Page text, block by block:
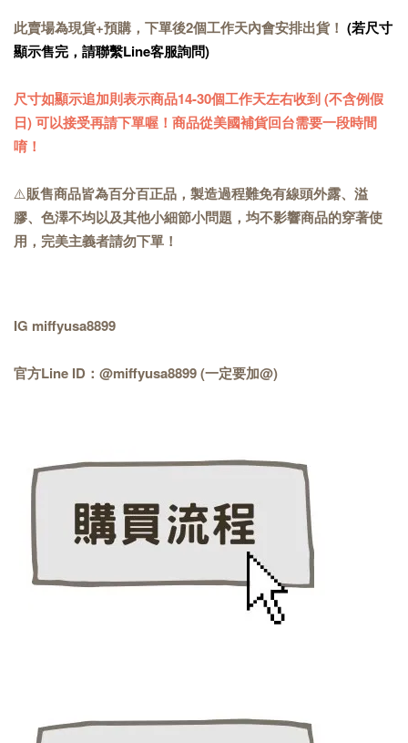
此賣場為現貨+預購，下單後2個工作天內會安排出貨！ (若尺寸
顯示售完，請聯繫Line客服詢問)
尺寸如顯示追加則表示商品14-30個工作天左右收到 (不含例假
日) 可以接受再請下單喔！商品從美國補貨回台需要一段時間
唷！
⚠️販售商品皆為百分百正品，製造過程難免有線頭外露、溢
膠、色澤不均以及其他小細節小問題，均不影響商品的穿著使
用，完美主義者請勿下單！
IG miffyusa8899
官方Line ID：@miffyusa8899 (一定要加@)